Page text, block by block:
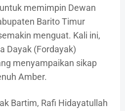
memimpin Dewan
Barito Timur
menguat. Kali ini,
Dayak (Fordayak)
menyampaikan sikap
Amber.
Bartim, Rafi Hidayatullah